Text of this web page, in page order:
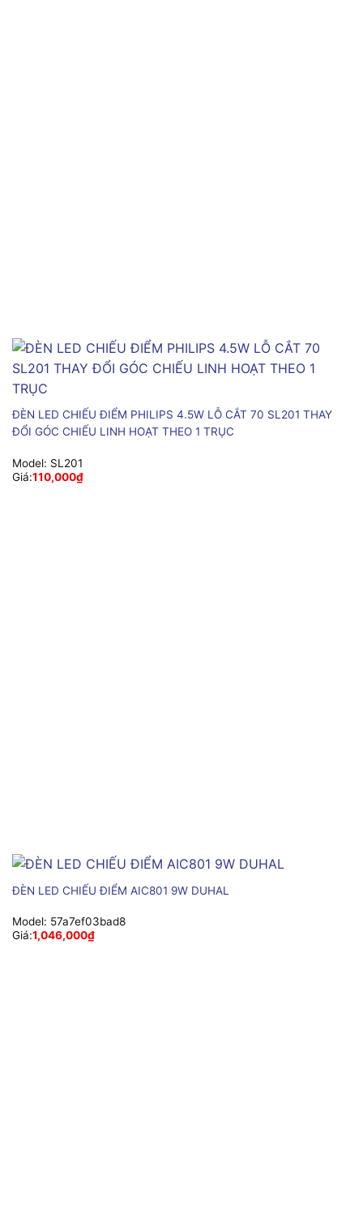
ĐÈN LED CHIẾU ĐIỂM PHILIPS 4.5W LỖ CẮT 70 SL201 THAY
ĐỔI GÓC CHIẾU LINH HOẠT THEO 1 TRỤC
Model: SL201
Giá:110,000₫
ĐÈN LED CHIẾU ĐIỂM AIC801 9W DUHAL
Model: 57a7ef03bad8
Giá:1,046,000₫